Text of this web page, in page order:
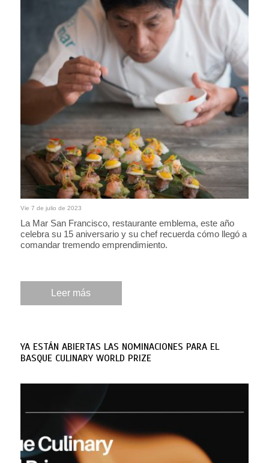
Vie 7 de julio de 2023
La Mar San Francisco, restaurante emblema, este año
celebra su 15 aniversario y su chef recuerda cómo llegó a
comandar tremendo emprendimiento.
Leer más
YA ESTÁN ABIERTAS LAS NOMINACIONES PARA EL
BASQUE CULINARY WORLD PRIZE